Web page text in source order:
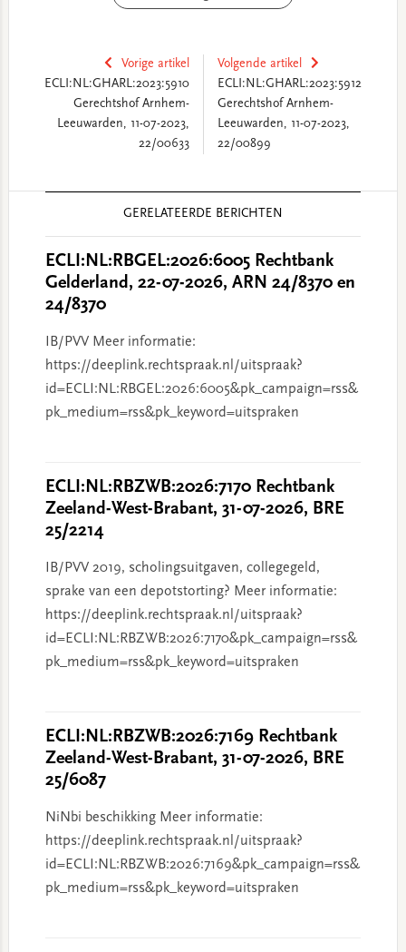
Vorige artikel
ECLI:NL:GHARL:2023:5910
Gerechtshof Arnhem-
Leeuwarden, 11-07-2023,
22/00633
Volgende artikel
ECLI:NL:GHARL:2023:5912
Gerechtshof Arnhem-
Leeuwarden, 11-07-2023,
22/00899
GERELATEERDE BERICHTEN
ECLI:NL:RBGEL:2026:6005 Rechtbank
Gelderland, 22-07-2026, ARN 24/8370 en
24/8370
IB/PVV Meer informatie:
https://deeplink.rechtspraak.nl/uitspraak?
id=ECLI:NL:RBGEL:2026:6005&pk_campaign=rss&
pk_medium=rss&pk_keyword=uitspraken
ECLI:NL:RBZWB:2026:7170 Rechtbank
Zeeland-West-Brabant, 31-07-2026, BRE
25/2214
IB/PVV 2019, scholingsuitgaven, collegegeld,
sprake van een depotstorting? Meer informatie:
https://deeplink.rechtspraak.nl/uitspraak?
id=ECLI:NL:RBZWB:2026:7170&pk_campaign=rss&
pk_medium=rss&pk_keyword=uitspraken
ECLI:NL:RBZWB:2026:7169 Rechtbank
Zeeland-West-Brabant, 31-07-2026, BRE
25/6087
NiNbi beschikking Meer informatie:
https://deeplink.rechtspraak.nl/uitspraak?
id=ECLI:NL:RBZWB:2026:7169&pk_campaign=rss&
pk_medium=rss&pk_keyword=uitspraken